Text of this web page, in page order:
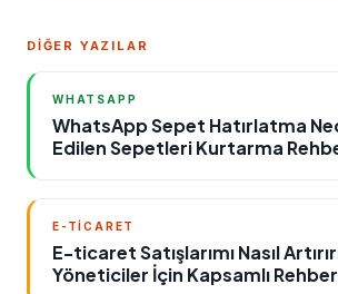
DİĞER YAZILAR
WHATSAPP
WhatsApp Sepet Hatırlatma
Edilen Sepetleri Kurtarma
E-TICARET
E-ticaret Satışlarımı Nasıl
Yöneticiler İçin Kapsamlı